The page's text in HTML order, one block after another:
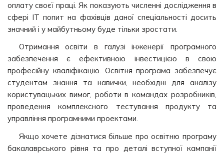
оплату своєї праці. Як показують численні дослідження в
сфері ІТ попит на фахівців даної спеціальності досить
значний і у майбутньому буде тільки зростати.
Отримання освіти в галузі інженерії програмного
забезпечення є ефективною інвестицією в свою
професійну кваліфікацію. Освітня програма забезпечує
студентам знання та навички, необхідні для аналізу
користувацьких вимог, роботи в командах розробників,
проведення комплексного тестування продукту та
управління програмними проектами.
Якщо хочете дізнатися більше про освітню програму
бакалаврського рівня та про деталі вступної кампанії